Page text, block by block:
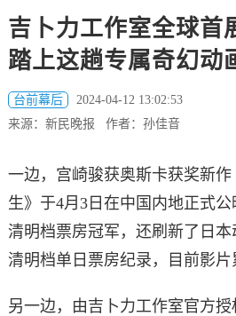
吉卜力工作室全球首
踏上这趟专属奇幻动
台前幕后
2024-04-12 13:02:53
来源：新民晚报 作者：孙佳音
一边，宫崎骏获奥斯卡获奖新
生》于4月3日在中国内地正式
清明档票房冠军，还刷新了日本
清明档单日票房纪录，目前影片
另一边，由吉卜力工作室官方